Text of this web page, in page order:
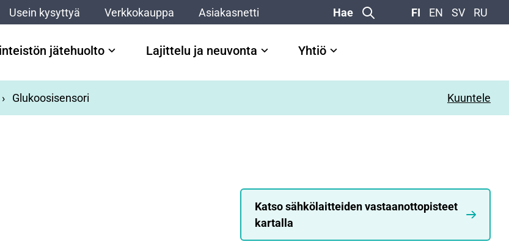
Usein kysyttyä Verkkokauppa Asiakasnetti Hae FI EN SV RU
jätehuolto Lajittelu ja neuvonta Yhtiö
Glukoosisensori Kuuntele
Katso sähkölaitteiden vastaanottopisteet
kartalla